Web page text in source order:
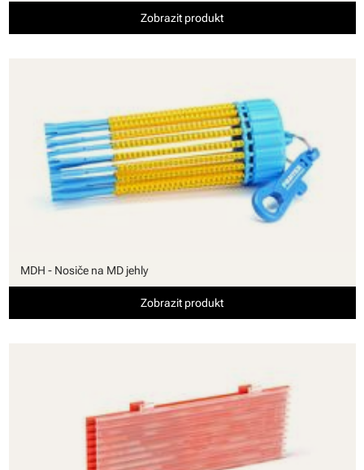
Zobrazit produkt
MDH - Nosiče na MD jehly
Zobrazit produkt